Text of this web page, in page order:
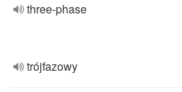
three-phase
trójfazowy